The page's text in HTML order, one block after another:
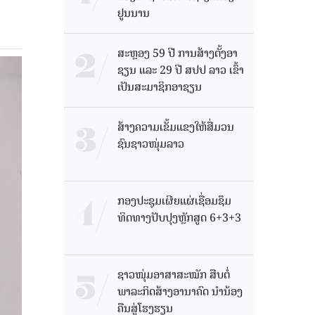
ຢູນນານ
ສະຫຼອງ 59 ປີ ການສ້າງຕັ້ງອາ
ຊຽນ ແລະ 29 ປີ ສປປ ລາວ ເຂົ້າ
ເປັນສະມາຊິກອາຊຽນ
ສ້າງຄວາມເຂັ້ມແຂງໃຫ້ສື່ມວນ
ຊົນຊາວໜຸ່ມລາວ
ກອງປະຊຸມເຜີຍແຜ່ເຊື່ອມຊຶມ
ທິດທາງປັບປຸງຫຼັກສູດ 6+3+3
ຊາວໜຸ່ມອາສາສະໝັກ ສືບຕໍ່
ພາລະກິດສ້າງອານາຄົດ ນໍານ້ອງ
ຄືນສູ່ໂຮງຮຽນ